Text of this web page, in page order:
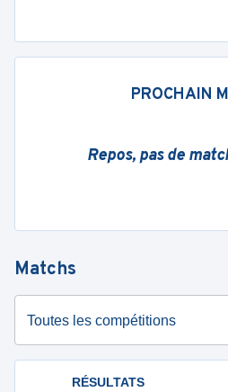
PROCHAIN
Repos, pas de
Matchs
Toutes les compétitions
RÉSULTATS